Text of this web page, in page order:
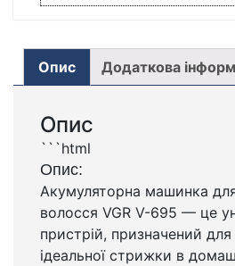
Опис Додаткова
Опис
```html
Опис:
Акумуляторна машинка
волосся VGR V-695 — це
пристрій, призначений
ідеальної стрижки в